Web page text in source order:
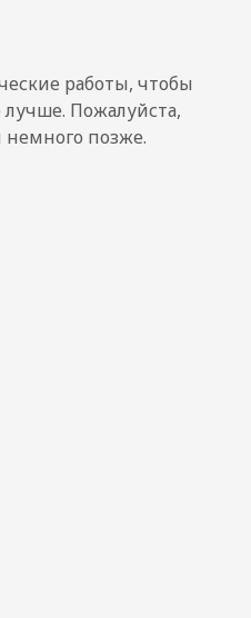
работы, чтобы
Пожалуйста,
немного позже.